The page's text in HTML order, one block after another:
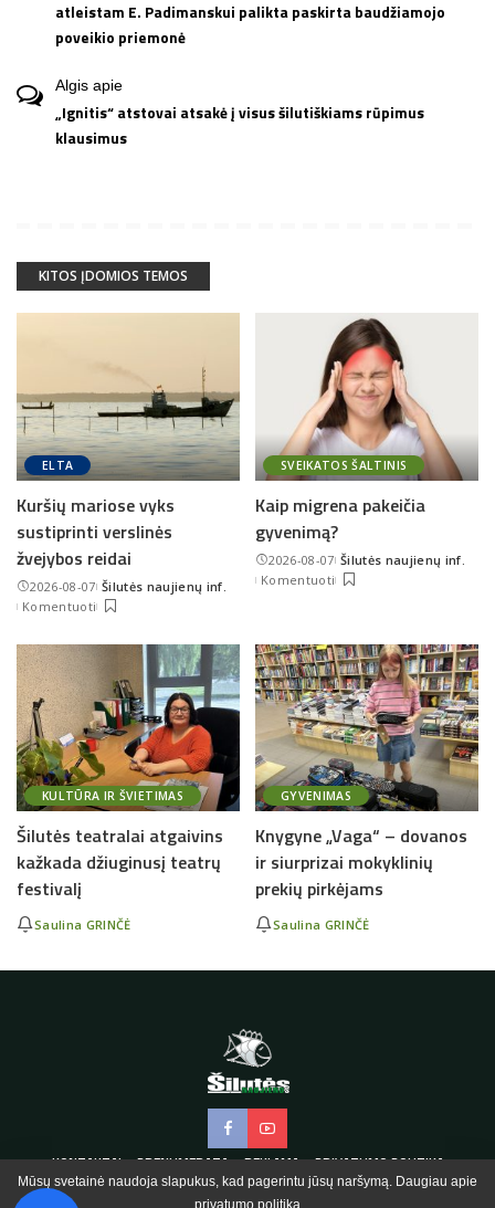
atleistam E. Padimanskui palikta paskirta baudžiamojo
poveikio priemonė
Algis apie
„Ignitis“ atstovai atsakė į visus šilutiškiams rūpimus
klausimus
KITOS ĮDOMIOS TEMOS
ELTA
Kuršių mariose vyks
sustiprinti verslinės
žvejybos reidai
2026-08-07Posted
by
Šilutės naujienų inf.
Komentuoti
SVEIKATOS ŠALTINIS
Kaip migrena pakeičia
gyvenimą?
2026-08-07Posted
by
Šilutės naujienų inf.
Komentuoti
KULTŪRA IR ŠVIETIMAS
Šilutės teatralai atgaivins
kažkada džiuginusį teatrų
festivalį
Saulina GRINČĖ
GYVENIMAS
Knygyne „Vaga“ – dovanos
ir siurprizai mokyklinių
prekių pirkėjams
Saulina GRINČĖ
KONTAKTAI PRENUMERATA REKLAMA PRIVATUMO POLITIKA
Mūsų svetainė naudoja slapukus, kad pagerintu jūsų naršymą. Daugiau apie
privatumo politiką